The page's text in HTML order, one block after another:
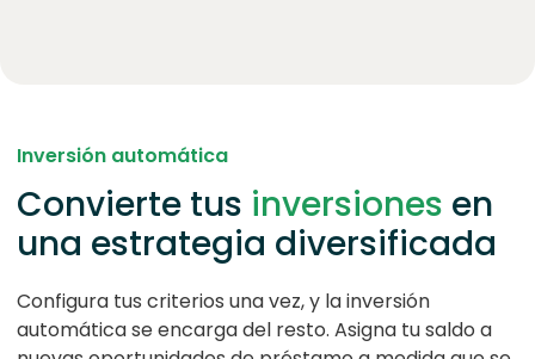
Inversión automática
Convierte tus inversiones en
una estrategia diversificada
Configura tus criterios una vez, y la inversión
automática se encarga del resto. Asigna tu saldo a